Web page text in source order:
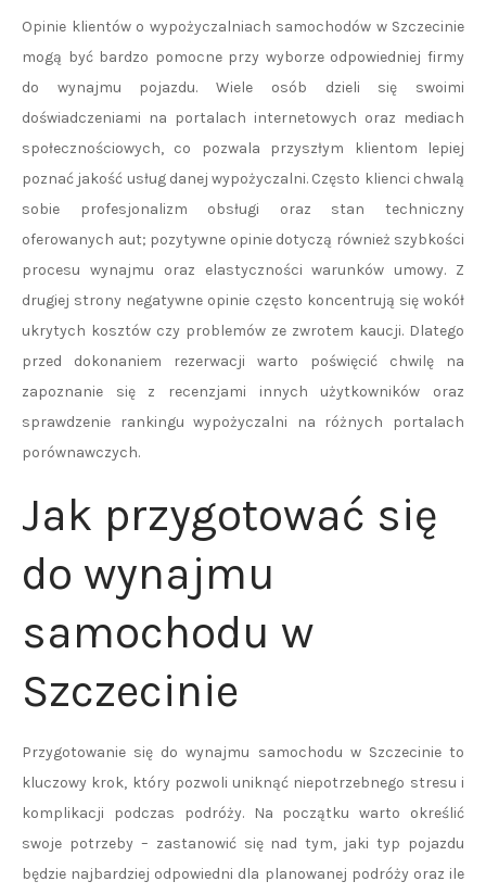
Opinie klientów o wypożyczalniach samochodów w Szczecinie
mogą być bardzo pomocne przy wyborze odpowiedniej firmy
do wynajmu pojazdu. Wiele osób dzieli się swoimi
doświadczeniami na portalach internetowych oraz mediach
społecznościowych, co pozwala przyszłym klientom lepiej
poznać jakość usług danej wypożyczalni. Często klienci chwalą
sobie profesjonalizm obsługi oraz stan techniczny
oferowanych aut; pozytywne opinie dotyczą również szybkości
procesu wynajmu oraz elastyczności warunków umowy. Z
drugiej strony negatywne opinie często koncentrują się wokół
ukrytych kosztów czy problemów ze zwrotem kaucji. Dlatego
przed dokonaniem rezerwacji warto poświęcić chwilę na
zapoznanie się z recenzjami innych użytkowników oraz
sprawdzenie rankingu wypożyczalni na różnych portalach
porównawczych.
Jak przygotować się
do wynajmu
samochodu w
Szczecinie
Przygotowanie się do wynajmu samochodu w Szczecinie to
kluczowy krok, który pozwoli uniknąć niepotrzebnego stresu i
komplikacji podczas podróży. Na początku warto określić
swoje potrzeby – zastanowić się nad tym, jaki typ pojazdu
będzie najbardziej odpowiedni dla planowanej podróży oraz ile